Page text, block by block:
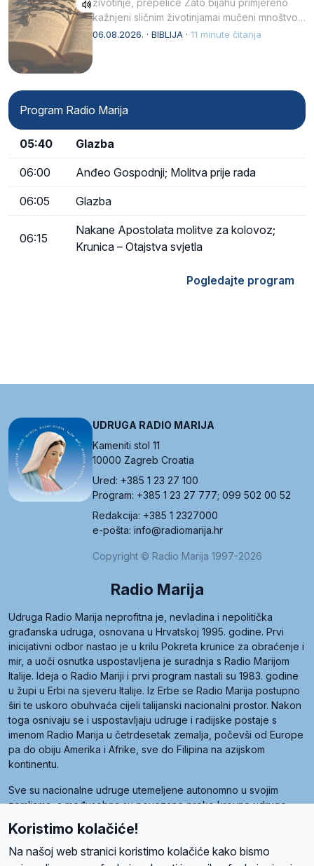
životinje, prepelice Zato bijahu primjereno
kažnjeni sličnim životinjamai mučeni mnoštvom
kukaca.2 A narod…
06.08.2026. · BIBLIJA · 11 minute čitanja
Program Radio Marija
05:40 Glazba
06:00 Anđeo Gospodnji; Molitva prije rada
06:05 Glazba
06:15
Nakane Apostolata molitve za kolovoz;
Krunica – Otajstva svjetla
Pogledajte program
UDRUGA RADIO MARIJA
Kameniti stol 11
10000 Zagreb Croatia
Ured: +385 1 23 27 100
Program: +385 1 23 27 777; 099 502 00 52
Redakcija: +385 1 2327000
e-pošta: info@radiomarija.hr
Copyright © Radio Marija 1997-2026
Radio Marija
Udruga Radio Marija neprofitna je, nevladina i nepolitička
građanska udruga, osnovana u Hrvatskoj 1995. godine. Prvi
inicijativni odbor nastao je u krilu Pokreta krunice za obraćenje i
mir, a uoči osnutka uspostavljena je suradnja s Radio Marijom
Italije. Ideja o Radio Mariji i prvi program nastali su 1983. godine
u župi u Erbi na sjeveru Italije. Iz Erbe se Radio Marija postupno
širi te uskoro obuhvaća cijeli talijanski nacionalni prostor. Nakon
toga osnivaju se i uspostavljaju udruge i radijske postaje s
imenom Radio Marija u četrdesetak zemalja, počevši od Europe
pa do obiju Amerika i Afrike, sve do Filipina na azijskom
kontinentu.
Sve su nacionalne udruge utemeljene autonomno u svojim
zemljama, a međusobna su povezane preko krovne udruge
Radio Maria). Svjetsku obitelj utemeljilo je sedam članica, među
kojima je i hrvatska Udruga Radio Marija.
Koristimo kolačiće!
Na našoj web stranici koristimo kolačiće kako bismo